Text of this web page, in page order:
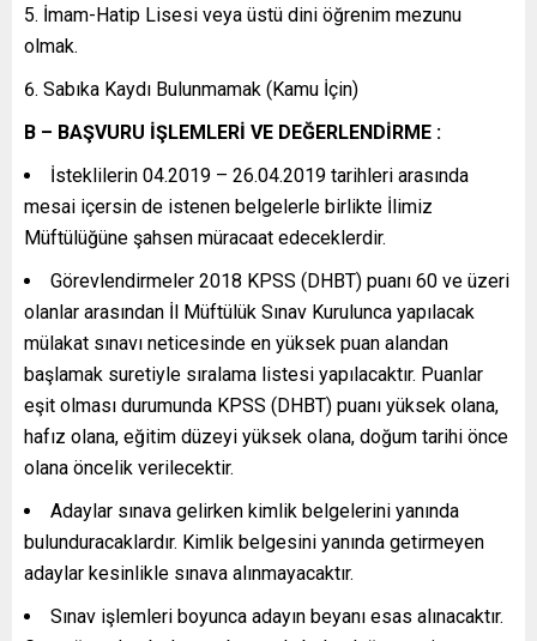
İmam-Hatip Lisesi veya üstü dini öğrenim mezunu
olmak.
Sabıka Kaydı Bulunmamak (Kamu İçin)
B – BAŞVURU İŞLEMLERİ VE DEĞERLENDİRME :
İsteklilerin 04.2019 – 26.04.2019 tarihleri arasında
mesai içersin de istenen belgelerle birlikte İlimiz
Müftülüğüne şahsen müracaat edeceklerdir.
Görevlendirmeler 2018 KPSS (DHBT) puanı 60 ve üzeri
olanlar arasından İl Müftülük Sınav Kurulunca yapılacak
mülakat sınavı neticesinde en yüksek puan alandan
başlamak suretiyle sıralama listesi yapılacaktır. Puanlar
eşit olması durumunda KPSS (DHBT) puanı yüksek olana,
hafız olana, eğitim düzeyi yüksek olana, doğum tarihi önce
olana öncelik verilecektir.
Adaylar sınava gelirken kimlik belgelerini yanında
bulunduracaklardır. Kimlik belgesini yanında getirmeyen
adaylar kesinlikle sınava alınmayacaktır.
Sınav işlemleri boyunca adayın beyanı esas alınacaktır.